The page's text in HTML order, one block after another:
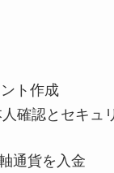
ト作成
確認とセキュ
通貨を入金